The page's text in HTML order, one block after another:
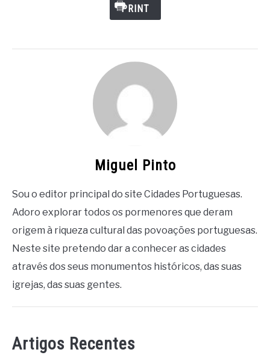
PRINT
Miguel Pinto
Sou o editor principal do site Cidades Portuguesas.
Adoro explorar todos os pormenores que deram
origem à riqueza cultural das povoações portuguesas.
Neste site pretendo dar a conhecer as cidades
através dos seus monumentos históricos, das suas
igrejas, das suas gentes.
Artigos Recentes